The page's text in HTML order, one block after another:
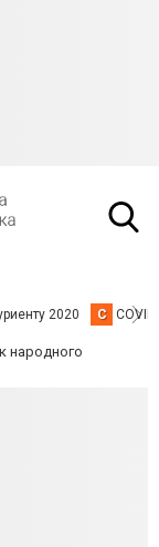
2020 C
народного